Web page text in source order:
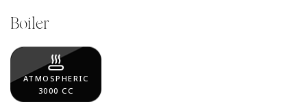
Boiler
ATMOSPHERIC
3000 CC